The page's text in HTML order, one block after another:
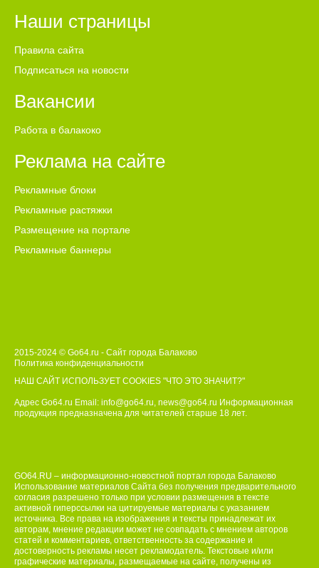
Наши страницы
Правила сайта
Подписаться на новости
Вакансии
Работа в балакоко
Реклама на сайте
Рекламные блоки
Рекламные растяжки
Размещение на портале
Рекламные баннеры
2015-2024 © Go64.ru - Сайт города Балаково
Политика конфиденциальности
НАШ САЙТ ИСПОЛЬЗУЕТ COOKIES "ЧТО ЭТО ЗНАЧИТ?"
Адрес Go64.ru Email: info@go64.ru, news@go64.ru Информационная
продукция предназначена для читателей старше 18 лет.
GO64.RU – информационно-новостной портал города Балаково
Использование материалов Сайта без получения предварительного
согласия разрешено только при условии размещения в тексте
активной гиперссылки на цитируемые материалы с указанием
источника. Все права на изображения и тексты принадлежат их
авторам, мнение редакции может не совпадать с мнением авторов
статей и комментариев, ответственность за содержание и
достоверность рекламы несет рекламодатель. Текстовые и/или
графические материалы, размещаемые на сайте, получены из